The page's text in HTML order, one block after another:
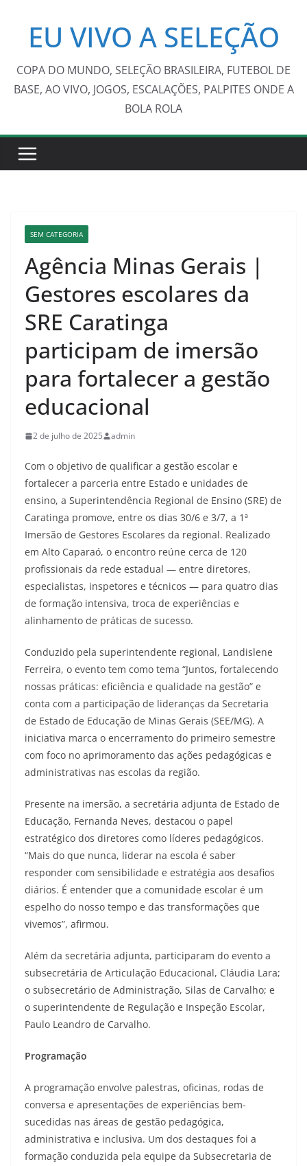
conteúdo
EU VIVO A SELEÇÃO
COPA DO MUNDO, SELEÇÃO BRASILEIRA, FUTEBOL DE
BASE, AO VIVO, JOGOS, ESCALAÇÕES, PALPITES ONDE A
BOLA ROLA
SEM CATEGORIA
Agência Minas Gerais |
Gestores escolares da
SRE Caratinga
participam de imersão
para fortalecer a gestão
educacional
2 de julho de 2025 admin
Com o objetivo de qualificar a gestão escolar e
fortalecer a parceria entre Estado e unidades de
ensino, a Superintendência Regional de Ensino (SRE) de
Caratinga promove, entre os dias 30/6 e 3/7, a 1ª
Imersão de Gestores Escolares da regional. Realizado
em Alto Caparaó, o encontro reúne cerca de 120
profissionais da rede estadual — entre diretores,
especialistas, inspetores e técnicos — para quatro dias
de formação intensiva, troca de experiências e
alinhamento de práticas de sucesso.
Conduzido pela superintendente regional, Landislene
Ferreira, o evento tem como tema “Juntos, fortalecendo
nossas práticas: eficiência e qualidade na gestão” e
conta com a participação de lideranças da Secretaria
de Estado de Educação de Minas Gerais (SEE/MG). A
iniciativa marca o encerramento do primeiro semestre
com foco no aprimoramento das ações pedagógicas e
administrativas nas escolas da região.
Presente na imersão, a secretária adjunta de Estado de
Educação, Fernanda Neves, destacou o papel
estratégico dos diretores como líderes pedagógicos.
“Mais do que nunca, liderar na escola é saber
responder com sensibilidade e estratégia aos desafios
diários. É entender que a comunidade escolar é um
espelho do nosso tempo e das transformações que
vivemos”, afirmou.
Além da secretária adjunta, participaram do evento a
subsecretária de Articulação Educacional, Cláudia Lara;
o subsecretário de Administração, Silas de Carvalho; e
o superintendente de Regulação e Inspeção Escolar,
Paulo Leandro de Carvalho.
Programação
A programação envolve palestras, oficinas, rodas de
conversa e apresentações de experiências bem-
sucedidas nas áreas de gestão pedagógica,
administrativa e inclusiva. Um dos destaques foi a
formação conduzida pela equipe da Subsecretaria de